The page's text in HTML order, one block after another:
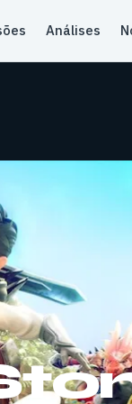
Análises